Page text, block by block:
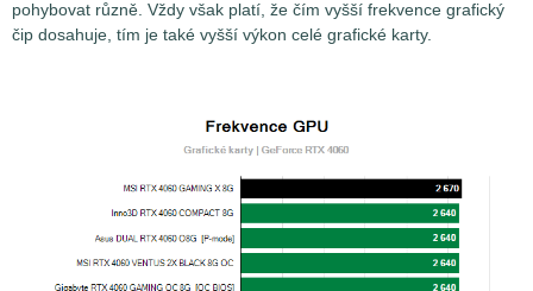
pohybovat různě. Vždy však platí, že čím vyšší frekvence grafický
čip dosahuje, tím je také vyšší výkon celé grafické karty.